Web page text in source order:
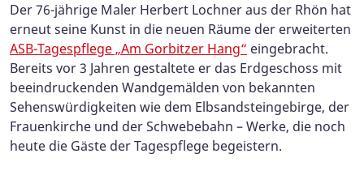
Der 76-jährige Maler Herbert Lochner aus der Rhön hat
erneut seine Kunst in die neuen Räume der erweiterten
ASB-Tagespflege „Am Gorbitzer Hang“ eingebracht.
Bereits vor 3 Jahren gestaltete er das Erdgeschoss mit
beeindruckenden Wandgemälden von bekannten
Sehenswürdigkeiten wie dem Elbsandsteingebirge, der
Frauenkirche und der Schwebebahn – Werke, die noch
heute die Gäste der Tagespflege begeistern.